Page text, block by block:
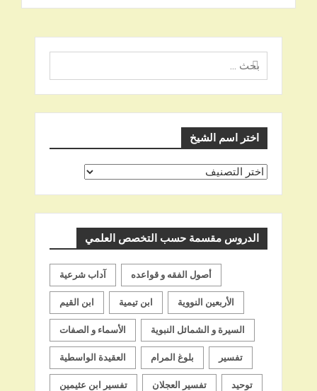
البحث
عن
اختر اسم الشيخ
اختر
الدروس مقسمة حسب التخصص العلمي
آداب شرعية أصول الفقه و قواعده
ابن القيم ابن تيمية الأربعين النووية
الأسماء و الصفات السيرة و الشمائل النبوية
العقيدة الواسطية بلوغ المرام تفسير
تفسير ابن عثيمين تفسير العجلان توحيد